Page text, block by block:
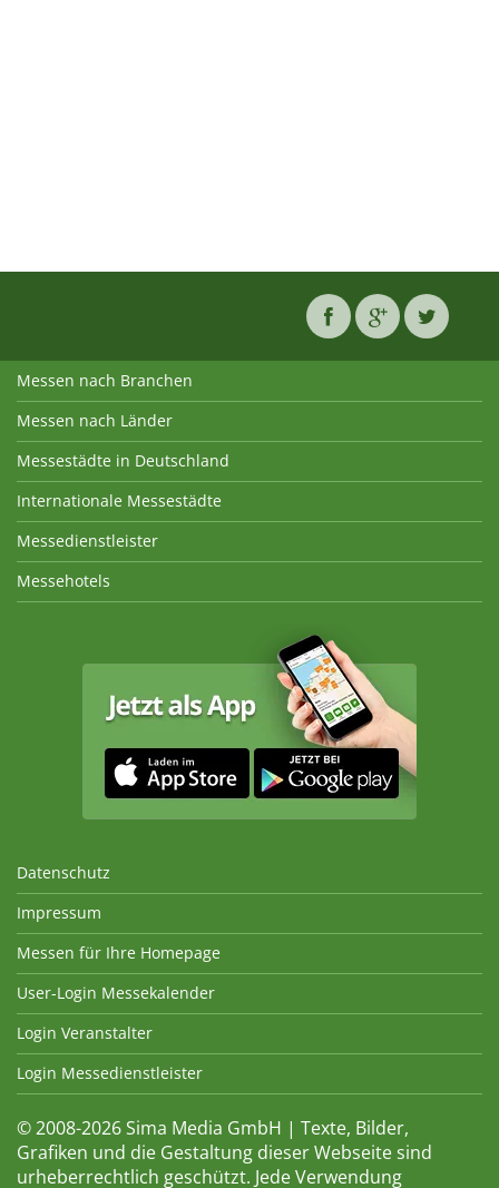
Messen nach Branchen
Messen nach Länder
Messestädte in Deutschland
Internationale Messestädte
Messedienstleister
Messehotels
Datenschutz
Impressum
Messen für Ihre Homepage
User-Login Messekalender
Login Veranstalter
Login Messedienstleister
© 2008-2026 Sima Media GmbH | Texte, Bilder,
Grafiken und die Gestaltung dieser Webseite sind
urheberrechtlich geschützt. Jede Verwendung